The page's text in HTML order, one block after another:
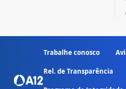
Trabalhe conosco
Rel. de Transparência